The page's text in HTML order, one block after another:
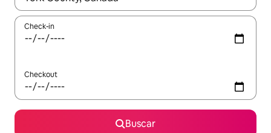
Check-in
Checkout
Buscar